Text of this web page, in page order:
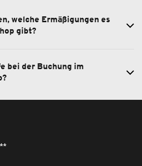
welche Ermäßigungen es
gibt?
bei der Buchung im